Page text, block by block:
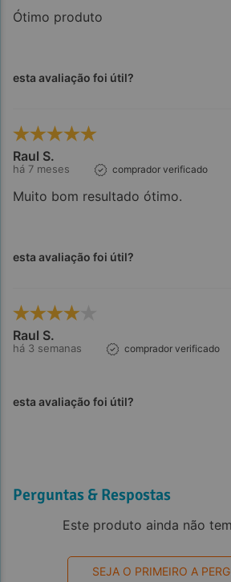
Ótimo produto
esta avaliação foi útil?
Raul S.
há 7 meses comprador verificado
Muito bom resultado ótimo.
esta avaliação foi útil?
Raul S.
há 3 semanas comprador verificado
esta avaliação foi útil?
Perguntas & Respostas
Este produto ainda não
SEJA O PRIMEIRO A